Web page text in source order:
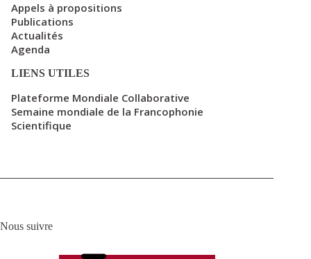
Appels à propositions
Publications
Actualités
Agenda
LIENS UTILES
Plateforme Mondiale Collaborative
Semaine mondiale de la Francophonie
Scientifique
Nous suivre